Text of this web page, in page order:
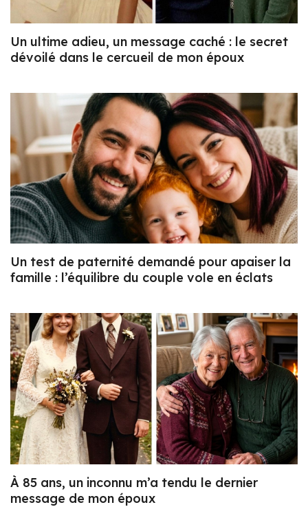
Un ultime adieu, un message caché : le secret
dévoilé dans le cercueil de mon époux
Un test de paternité demandé pour apaiser la
famille : l’équilibre du couple vole en éclats
À 85 ans, un inconnu m’a tendu le dernier
message de mon époux